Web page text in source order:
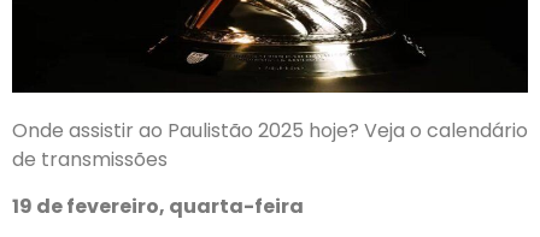
Onde assistir ao Paulistão 2025 hoje? Veja o calendário
de transmissões
19 de fevereiro, quarta-feira